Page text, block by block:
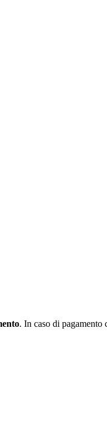
. In caso di